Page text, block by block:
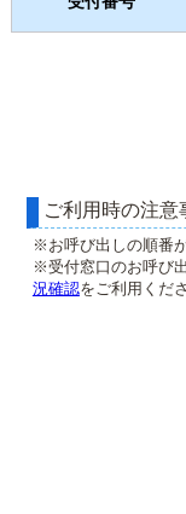
混雑予想カレン
ご利用時の注意
※お呼び出しの順番
※受付窓口のお呼び
況確認をご利用くださ